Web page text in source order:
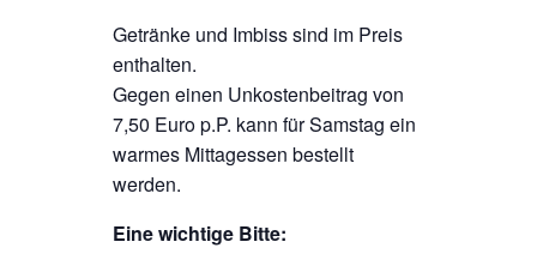
Getränke und Imbiss sind im Preis
enthalten.
Gegen einen Unkostenbeitrag von
7,50 Euro p.P. kann für Samstag ein
warmes Mittagessen bestellt
werden.
Eine wichtige Bitte: